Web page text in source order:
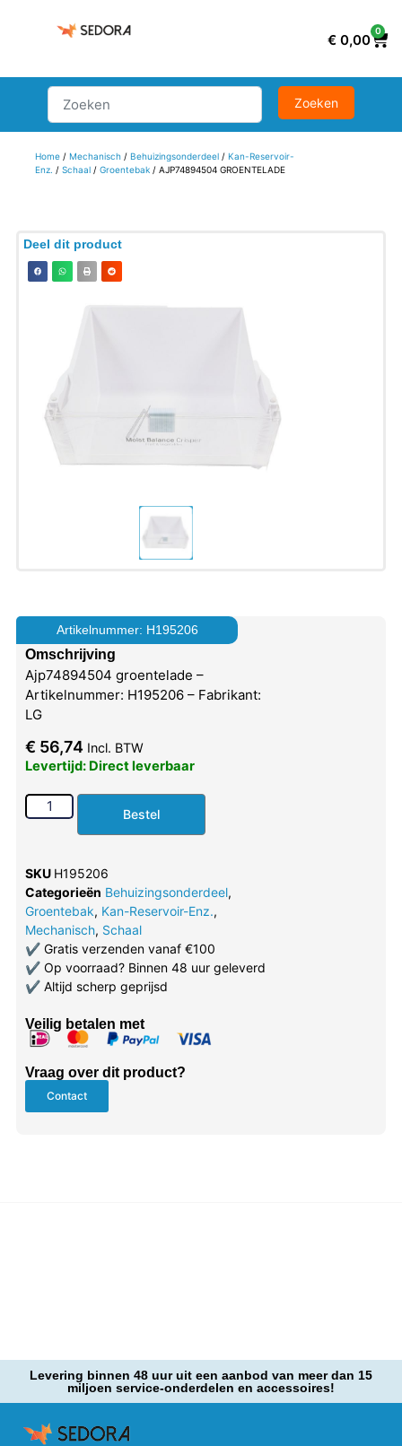
€ 0,00
0
Home/ Mechanisch/ Behuizingsonderdeel/ Kan-Reservoir-
Enz. / Schaal/ Groentebak/ AJP74894504 GROENTELADE
Deel dit product
Artikelnummer: H195206
Omschrijving
Ajp74894504 groentelade –
Artikelnummer: H195206 – Fabrikant:
LG
€ 56,74 Incl. BTW
Levertijd: Direct leverbaar
Bestel
SKU H195206
Categorieën Behuizingsonderdeel,
Groentebak, Kan-Reservoir-Enz.,
Mechanisch, Schaal
✔Gratis verzenden vanaf €100
✔Op voorraad? Binnen 48 uur geleverd
✔Altijd scherp geprijsd
Veilig betalen met
Vraag over dit product?
Contact
Levering binnen 48 uur uit een aanbod van meer dan 15
miljoen service-onderdelen en accessoires!